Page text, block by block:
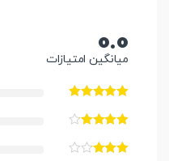
0.0
میانگین امتیازات